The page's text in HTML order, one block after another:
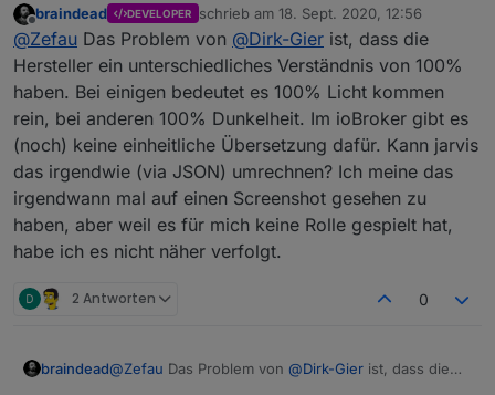
Offline
braindead DEVELOPER schrieb am 18. Sept. 2020, 12:56
zuletzt editiert von
@Zefau Das Problem von @Dirk-Gier ist, dass die
Hersteller ein unterschiedliches Verständnis von 100%
haben. Bei einigen bedeutet es 100% Licht kommen
rein, bei anderen 100% Dunkelheit. Im ioBroker gibt es
(noch) keine einheitliche Übersetzung dafür. Kann jarvis
das irgendwie (via JSON) umrechnen? Ich meine das
irgendwann mal auf einen Screenshot gesehen zu
haben, aber weil es für mich keine Rolle gespielt hat,
habe ich es nicht näher verfolgt.
2 Antworten 0
braindead@Zefau Das Problem von @Dirk-Gier ist, dass die